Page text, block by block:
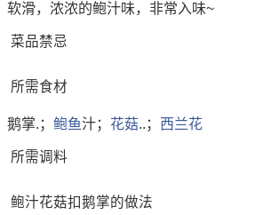
软滑，浓浓的鲍汁味，非常入味~
菜品禁忌
所需食材
鹅掌.； 鲍鱼汁； 花菇..； 西兰花
所需调料
鲍汁花菇扣鹅掌的做法